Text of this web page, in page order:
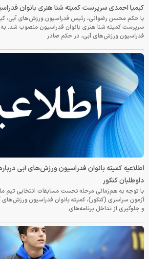
کیمیا احمدی سرپرست کمیته شنا هنری بانوان
با حکم محسن رضوانی، رئیس فدراسیون ورزش‌های آبی،
سرپرست کمیته شنا هنری بانوان فدراسیون منصوب شد. به
فدراسیون ورزش‌های آبی، در حکم صادر
اطلاعیه کمیته بانوان فدراسیون ورزش‌های آبی
داوطلبان کنکور
با توجه به هم‌زمانی مرحله نخست مسابقات انتخابی تیم
آزمون سراسری (کنکور)، کمیته بانوان فدراسیون ورزش‌های
و جلوگیری از تداخل برنامه‌های